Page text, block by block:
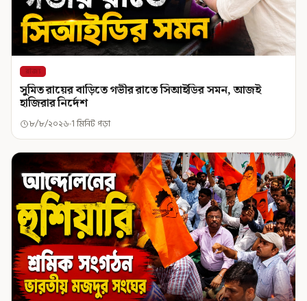
রাজ্য
সুমিত রায়ের বাড়িতে গভীর রাতে সিআইডির সমন, আজই
হাজিরার নির্দেশ
৮/৮/২০২৬ 1 মিনিট পড়া